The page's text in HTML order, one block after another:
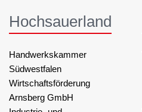
Hochsauerland
Handwerkskammer
Südwestfalen
Wirtschaftsförderung
Arnsberg GmbH